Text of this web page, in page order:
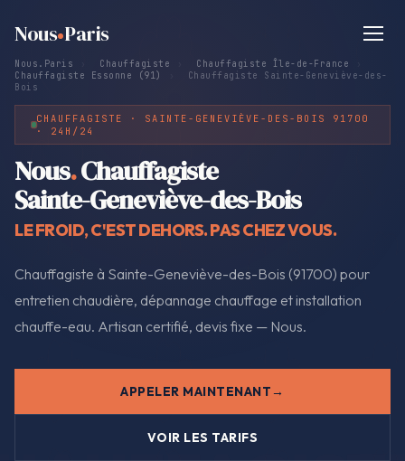
Nous Paris
Nous.Paris Chauffagiste Chauffagiste Île-de-France
Chauffagiste Essonne (91)
Chauffagiste Sainte-Geneviève-des-
Bois
CHAUFFAGISTE · SAINTE-GENEVIÈVE-DES-BOIS 91700
· 24H/24
Nous.Chauffagiste
Sainte-Geneviève-des-Bois
LE FROID, C'EST DEHORS. PAS CHEZ VOUS.
Chauffagiste à Sainte-Geneviève-des-Bois (91700) pour
entretien chaudière, dépannage chauffage et installation
chauffe-eau. Artisan certifié, devis fixe — Nous.
APPELER MAINTENANT
VOIR LES TARIFS